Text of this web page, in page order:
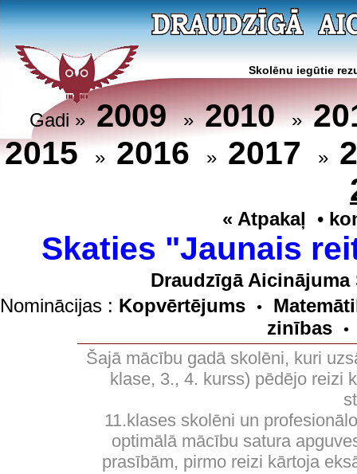
Skolēnu iegūtie
Gadi »2009»2010»
2015 » 2016 » 2017 »
« Atpakaļ •
Skaties "Jaunais
Draudzīgā
Nominācijas : Kopvērtējums •
zinības
•
Šajā mācību gadā skolēni, kuri
klase, 3., 4. kurss) pēdējo reizi
11.klases skolēni un
optimālā mācību satura
prasībām, pirmo reizi kārtoja